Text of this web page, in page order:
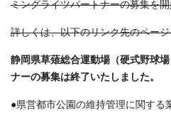
ミングライツパートナーの募集を
詳しくは、以下のリンク先のペー
静岡県草薙総合運動場（硬式野球
ナーの募集は終了いたしました。
●県営都市公園の維持管理に関する